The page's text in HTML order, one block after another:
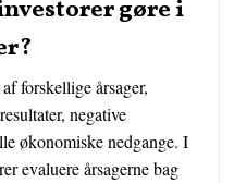
gøre i
forskellige årsager,
negative
økonomiske nedgange. I
evaluere årsagerne bag